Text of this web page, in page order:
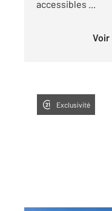
accessibles ...
Exclusivité